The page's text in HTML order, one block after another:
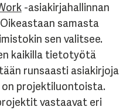
-asiakirjahallinnan
samasta
sen valitsee.
kaikilla tietotyötä
runsaasti asiakirjoja
projektiluontoista.
vastaavat eri